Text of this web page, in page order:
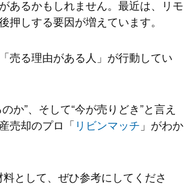
あるかもしれません。最近は、リモ
しする要因が増えています。
売る理由がある人」が行動してい
か”、そして“今が売りどき”と言え
売却のプロ「リビンマッチ 」がわか
として、ぜひ参考にしてくださ